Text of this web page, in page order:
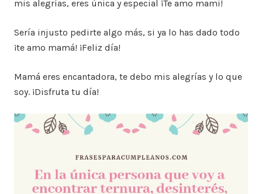
mis alegrías, eres única y especial ¡Te amo mami!
Sería injusto pedirte algo más, si ya lo has dado todo
¡te amo mamá! ¡Feliz día!
Mamá eres encantadora, te debo mis alegrías y lo que
soy. ¡Disfruta tu día!